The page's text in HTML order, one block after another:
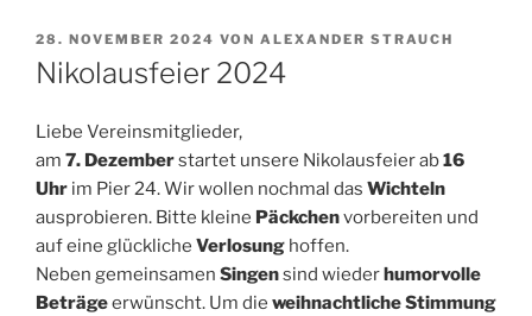
VERÖFFENTLICHT
AM
28. NOVEMBER 2024 VON ALEXANDER STRAUCH
Nikolausfeier 2024
Liebe Vereinsmitglieder,
am 7. Dezemberstartet unsere Nikolausfeier ab16
Uhr im Pier 24. Wir wollen nochmal das Wichteln
ausprobieren. Bitte kleine Päckchenvorbereiten und
auf eine glückliche Verlosung hoffen.
Neben gemeinsamen Singensind wiederhumorvolle
Beträgeerwünscht. Um die weihnachtliche Stimmung